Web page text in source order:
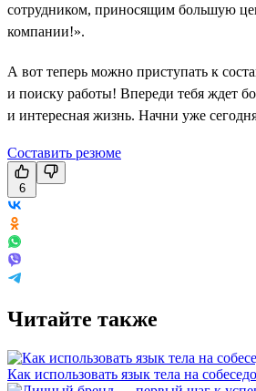
сотрудником, приносящим большую
компании!».
А вот теперь можно приступать к
и поиску работы! Впереди тебя ждет
и интересная жизнь. Начни уже
Составить резюме
6
Читайте также
Как использовать язык тела на